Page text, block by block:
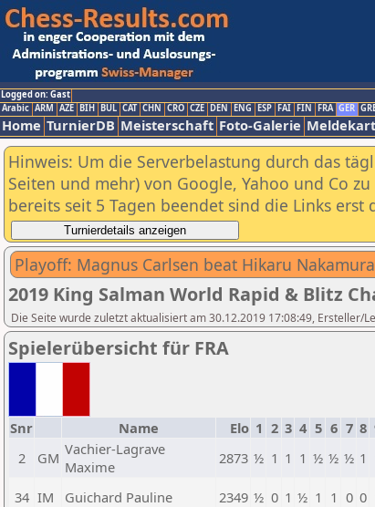
Logged on: Gast
Arabic ARM AZE BIH BUL CAT CHN CRO CZE DEN ENG ESP FAI FIN FRA GER
Home TurnierDB Meisterschaft Foto-Galerie
Hinweis: Um die Serverbelastung durch das
Seiten und mehr) von Google, Yahoo und Co
bereits seit 5 Tagen beendet sind die Links
Playoff: Magnus Carlsen beat Hikaru
2019 King Salman World Rapid & Blitz
Die Seite wurde zuletzt aktualisiert am 30.12.2019 17:08:49, Ersteller/
Spielerübersicht für FRA
Snr Name Elo 1 2 3 4 5 6 7 8
2
GM Vachier-Lagrave
Maxime
2873 ½ 1 1 1 ½ ½ ½ 1
34 IM Guichard Pauline 2349 ½ 0 1 ½ 1 1 0 0